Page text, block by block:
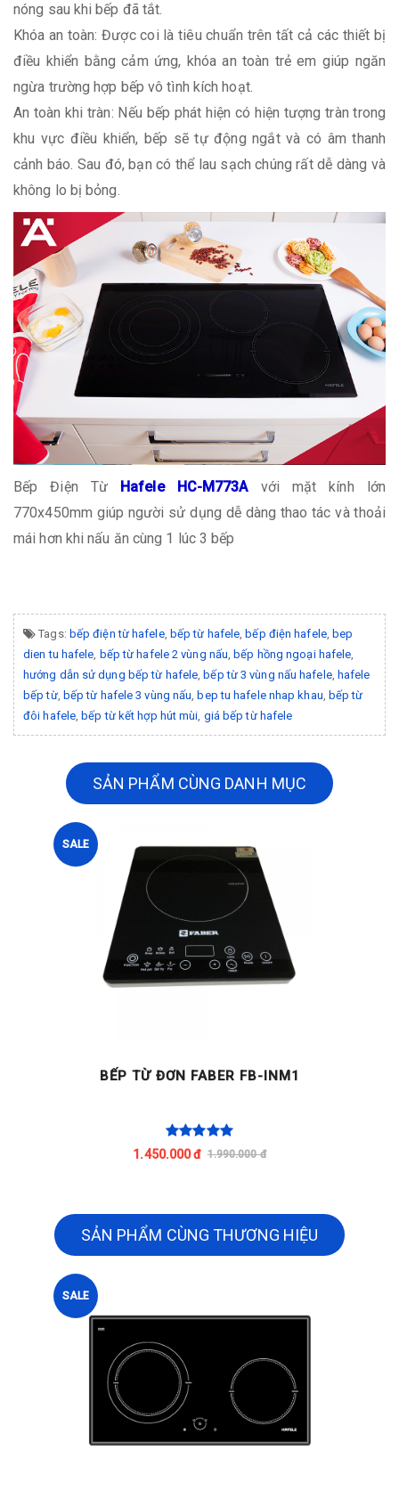
nóng sau khi bếp đã tắt.
Khóa an toàn: Được coi là tiêu chuẩn trên tất cả các thiết bị
điều khiển bằng cảm ứng, khóa an toàn trẻ em giúp ngăn
ngừa trường hợp bếp vô tình kích hoạt.
An toàn khi tràn: Nếu bếp phát hiện có hiện tượng tràn trong
khu vực điều khiển, bếp sẽ tự động ngắt và có âm thanh
cảnh báo. Sau đó, bạn có thể lau sạch chúng rất dễ dàng và
không lo bị bỏng.
Bếp Điện Từ Hafele HC-M773Avới mặt kính lớn
770x450mm giúp người sử dụng dễ dàng thao tác và thoải
mái hơn khi nấu ăn cùng 1 lúc 3 bếp
Tags: bếp điện từ hafele, bếp từ hafele bếp điện hafele, bep
dien tu hafele bếp từ hafele 2 vùng nấu bếp hồng ngoại hafele
hướng dẫn sử dụng bếp từ hafele bếp từ 3 vùng nấu hafele, hafele
bếp từ, bếp từ hafele 3 vùng nấu bep tu hafele nhap khau bếp từ
đôi hafele bếp từ kết hợp hút mùi giá bếp từ hafele
SẢN PHẨM CÙNG DANH MỤC
SALE
BẾP TỪ ĐƠN FABER FB-INM1
1.450.000 đ 1.990.000 đ
SẢN PHẨM CÙNG THƯƠNG HIỆU
SALE